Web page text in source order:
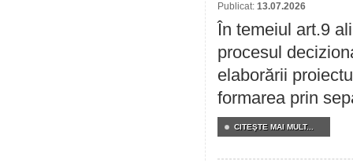
Publicat: 13.07.2026
În temeiul art.9
procesul
elaborării
formarea prin
CITEŞTE MAI MULT...